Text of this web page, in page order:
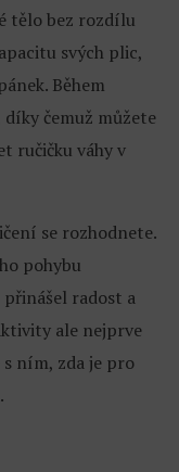
tělo bez rozdílu
svých plic,
Během
čemuž můžete
ručičku váhy v
se rozhodnete.
pohybu
radost a
ale nejprve
ním, zda je pro